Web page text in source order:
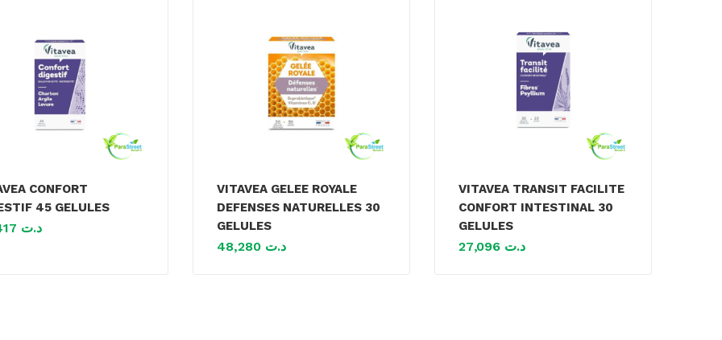
CONFORT
45 GELULES
د.ت
VITAVEA GELEE ROYALE
DEFENSES NATURELLES 30
GELULES
د.ت
VITAVEA TRANSIT FACILITE
CONFORT INTESTINAL 30
GELULES
د.ت